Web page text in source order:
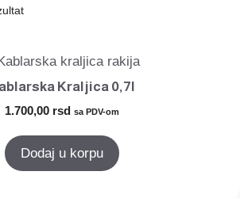
Kraljica 0,7l
1.700,00 rsd sa PDV-om
Dodaj u korpu